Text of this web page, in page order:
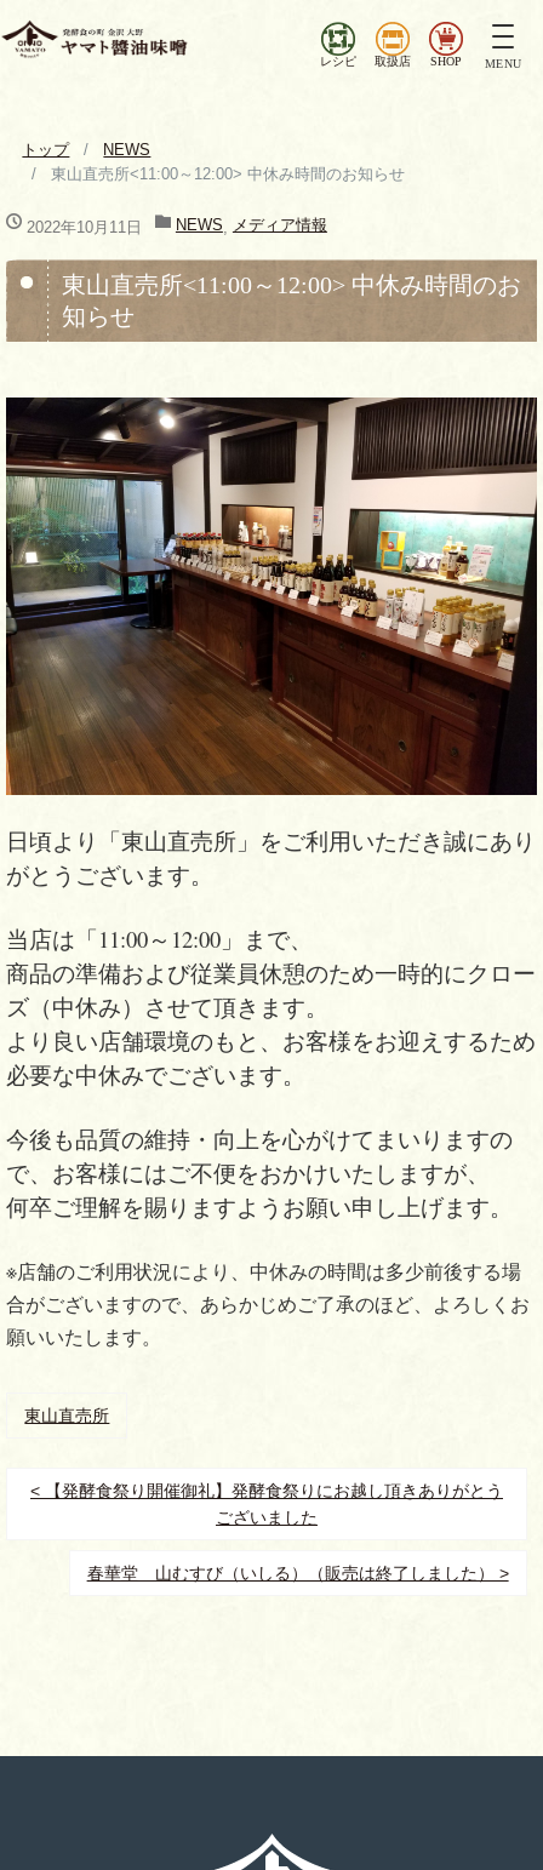
レシピ 取扱店 SHOP
ナ
ビ
り
替
MENU
トップ
NEWS
東山直売所<11:00～12:00> 中休み時間のお知らせ
2022年10月11日 NEWS,メディア情報
東山直売所<11:00～12:00> 中休み時間のお
知らせ
日頃より「東山直売所」をご利用いただき誠にあり
がとうございます。
当店は「11:00～12:00」まで、
商品の準備および従業員休憩のため一時的にクロー
ズ（中休み）させて頂きます。
より良い店舗環境のもと、お客様をお迎えするため
必要な中休みでございます。
今後も品質の維持・向上を心がけてまいりますの
で、お客様にはご不便をおかけいたしますが、
何卒ご理解を賜りますようお願い申し上げます。
※店舗のご利用状況により、中休みの時間は多少前後する場
合がございますので、あらかじめご了承のほど、よろしくお
願いいたします。
東山直売所
< 【発酵食祭り開催御礼】発酵食祭りにお越し頂きありがとう
ございました
春華堂 山むすび（いしる）（販売は終了しました） >